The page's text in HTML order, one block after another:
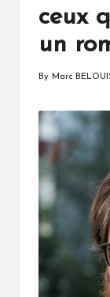
ceux
un
By Marc